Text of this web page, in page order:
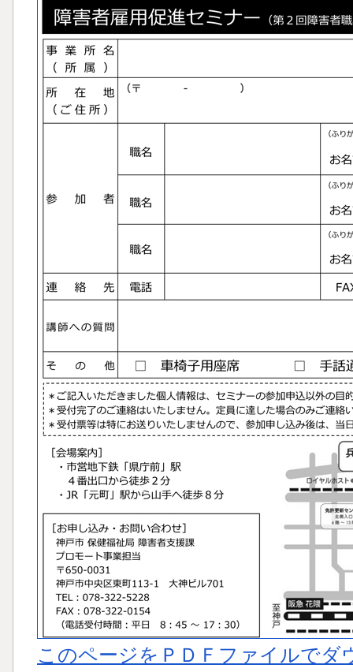
このページをＰＤＦファイルでダ